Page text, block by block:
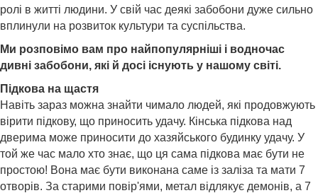
ролі в житті людини. У свій час деякі забобони дуже сильно
вплинули на розвиток культури та суспільства.
Ми розповімо вам про найпопулярніші і водночас
дивні забобони, які й досі існують у нашому світі.
Підкова на щастя
Навіть зараз можна знайти чимало людей, які продовжують
вірити підкову, що приносить удачу. Кінська підкова над
дверима може приносити до хазяйського будинку удачу. У
той же час мало хто знає, що ця сама підкова має бути не
простою! Вона має бути виконана саме із заліза та мати 7
отворів. За старими повір'ями, метал відлякує демонів, а 7